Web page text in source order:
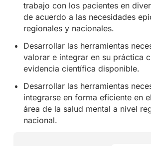
trabajo con los pacientes en
de acuerdo a las necesidades
regionales y nacionales.
Desarrollar las herramientas
valorar e integrar en su práctica
evidencia científica disponible.
Desarrollar las herramientas
integrarse en forma eficiente en
área de la salud mental a nivel
nacional.